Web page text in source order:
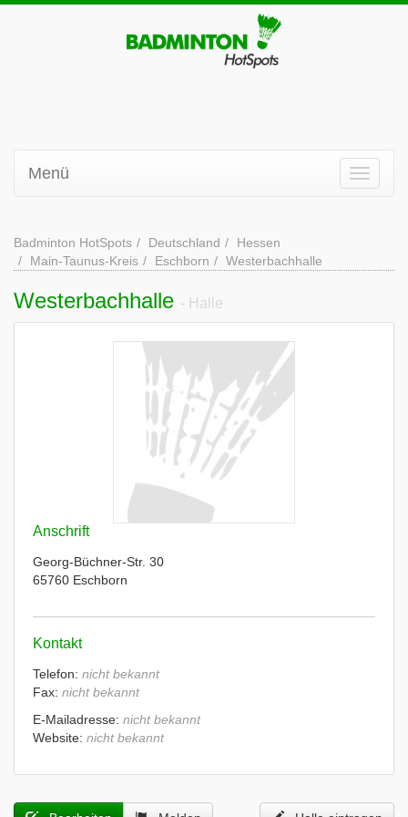
Menü
Badminton HotSpots Deutschland
Hessen
Main-Taunus-Kreis
Eschborn Westerbachhalle
Westerbachhalle - Halle
Anschrift
Georg-Büchner-Str. 30
65760 Eschborn
Kontakt
Telefon: nicht bekannt
Fax: nicht bekannt
E-Mailadresse: nicht bekannt
Website: nicht bekannt